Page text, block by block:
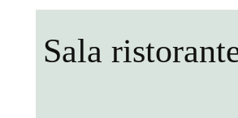
Sala